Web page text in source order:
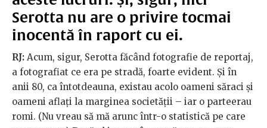
Serotta nu are o privire tocmai
inocentă în raport cu ei.
RJ: Acum, sigur, Serotta făcând fotografie de reportaj,
a fotografiat ce era pe stradă, foarte evident. Și în
anii 80, ca întotdeauna, existau acolo oameni săraci și
oameni aflați la marginea societății – iar o parteerau
romi. (Nu vreau să mă arunc într-o statistică pe care